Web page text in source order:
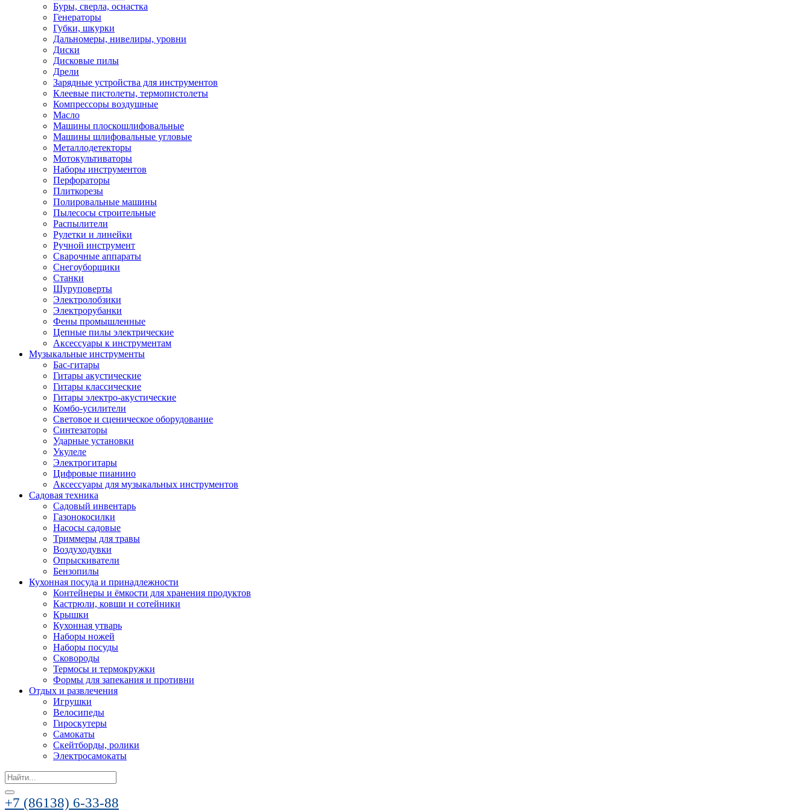
Буры, сверла, оснастка
Генераторы
Губки, шкурки
Дальномеры, нивелиры, уровни
Диски
Дисковые пилы
Дрели
Зарядные устройства для инструментов
Клеевые пистолеты, термопистолеты
Компрессоры воздушные
Масло
Машины плоскошлифовальные
Машины шлифовальные угловые
Металлодетекторы
Мотокультиваторы
Наборы инструментов
Перфораторы
Плиткорезы
Полировальные машины
Пылесосы строительные
Распылители
Рулетки и линейки
Ручной инструмент
Сварочные аппараты
Снегоуборщики
Станки
Шуруповерты
Электролобзики
Электрорубанки
Фены промышленные
Цепные пилы электрические
Аксессуары к инструментам
Музыкальные инструменты
Бас-гитары
Гитары акустические
Гитары классические
Гитары электро-акустические
Комбо-усилители
Световое и сценическое оборудование
Синтезаторы
Ударные установки
Укулеле
Электрогитары
Цифровые пианино
Аксессуары для музыкальных инструментов
Садовая техника
Садовый инвентарь
Газонокосилки
Насосы садовые
Триммеры для травы
Воздуходувки
Опрыскиватели
Бензопилы
Кухонная посуда и принадлежности
Контейнеры и ёмкости для хранения продуктов
Кастрюли, ковши и сотейники
Крышки
Кухонная утварь
Наборы ножей
Наборы посуды
Сковороды
Термосы и термокружки
Формы для запекания и противни
Отдых и развлечения
Игрушки
Велосипеды
Гироскутеры
Самокаты
Скейтборды, ролики
Электросамокаты
Search
for:
+7 (86138) 6-33-88